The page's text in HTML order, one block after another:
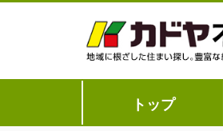
トップ